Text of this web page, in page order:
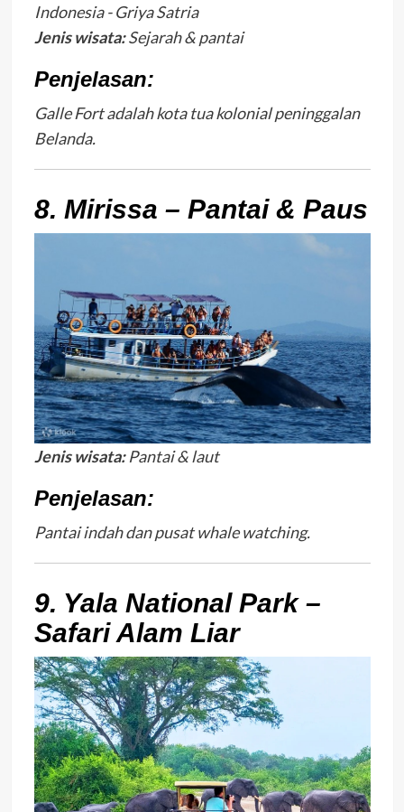
Jenis wisata:Sejarah & pantai
Penjelasan:
Galle Fort adalah kota tua kolonial peninggalan
Belanda.
8. Mirissa – Pantai & Paus
Jenis wisata:Pantai & laut
Penjelasan:
Pantai indah dan pusat whale watching.
9. Yala National Park –
Safari Alam Liar